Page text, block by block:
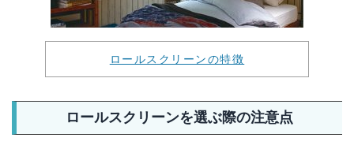
ロールスクリーンの特徴
ロールスクリーンを選ぶ際の注意点